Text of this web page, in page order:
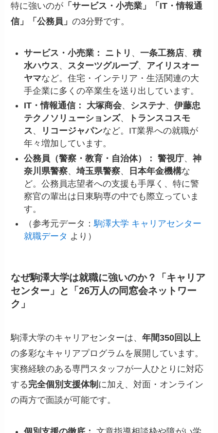
特に強いのが 「サービス・小売業」「IT・情報通
信」「公務員」の3分野です。
サービス・小売業： ニトリ 、一条工務店、積
水ハウス、 スターツグループ、 アイリスオー
ヤマなど。住宅・インテリア・生活関連の大
手企業に多くの卒業生を送り出しています。
IT・情報通信：
大塚商会、 システナ、伊藤忠
テクノソリューションズ、
トランスコスモ
ス、 リコージャパンなど。IT業界への就職が
年々増加しています。
公務員（警察・教育・自治体）：
警視庁、神
奈川県警察、埼玉県警察、 日本年金機構な
ど。公務員志望者への支援も手厚く、特に警
察官の輩出は日東駒専の中でも際立っていま
す。
（参考元データ：駒澤大学 キャリアセンター
就職データ より）
なぜ駒澤大学は就職に強いのか？「キャリア
センター」と「26万人の同窓会ネットワー
ク」
駒澤大学のキャリアセンターは、年間350回以上
の多彩なキャリアプログラムを展開しています。
実務経験のある専門スタッフが一人ひとりに対応
する完全個別支援体制 に加え、対面・オンライン
の両方で面談が可能です。